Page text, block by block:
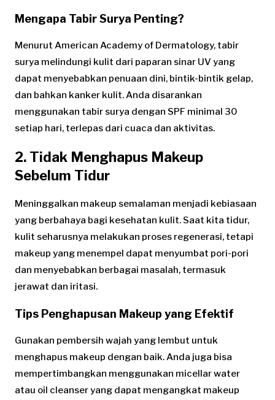
Mengapa Tabir Surya Penting?
Menurut American Academy of Dermatology, tabir
surya melindungi kulit dari paparan sinar UV yang
dapat menyebabkan penuaan dini, bintik-bintik gelap,
dan bahkan kanker kulit. Anda disarankan
menggunakan tabir surya dengan SPF minimal 30
setiap hari, terlepas dari cuaca dan aktivitas.
2. Tidak Menghapus Makeup
Sebelum Tidur
Meninggalkan makeup semalaman menjadi kebiasaan
yang berbahaya bagi kesehatan kulit. Saat kita tidur,
kulit seharusnya melakukan proses regenerasi, tetapi
makeup yang menempel dapat menyumbat pori-pori
dan menyebabkan berbagai masalah, termasuk
jerawat dan iritasi.
Tips Penghapusan Makeup yang Efektif
Gunakan pembersih wajah yang lembut untuk
menghapus makeup dengan baik. Anda juga bisa
mempertimbangkan menggunakan micellar water
atau oil cleanser yang dapat mengangkat makeup